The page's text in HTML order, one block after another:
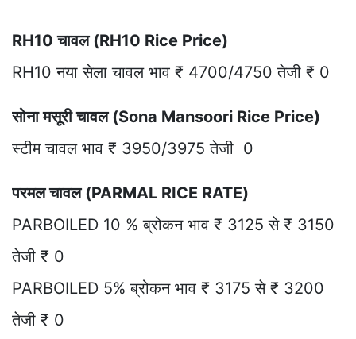
RH10 चावल (RH10 Rice Price)
RH10 नया सेला चावल भाव ₹ 4700/4750 तेजी ₹ 0
सोना मसूरी चावल (Sona Mansoori Rice Price)
स्टीम चावल भाव ₹ 3950/3975 तेजी 0
परमल चावल (PARMAL RICE RATE)
PARBOILED 10 % ब्रोकन भाव ₹ 3125 से ₹ 3150
तेजी ₹ 0
PARBOILED 5% ब्रोकन भाव ₹ 3175 से ₹ 3200
तेजी ₹ 0